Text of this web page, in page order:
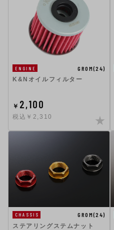
ENGINE
GROM(24)
K&Nオイルフィルター
￥ 2,100
税込￥2,310
CHASSIS
GROM(24)
ステアリングステムナット